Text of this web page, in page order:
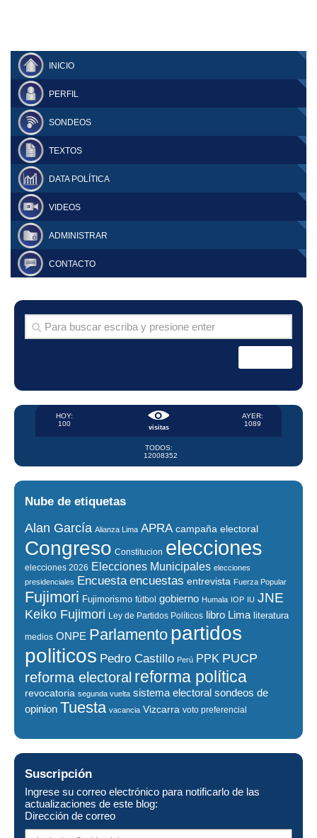
INICIO
PERFIL
SONDEOS
TEXTOS
DATA POLÍTICA
VIDEOS
ADMINISTRAR
CONTACTO
visitas
HOY:
100
AYER:
1089
TODOS:
12008352
Nube de etiquetas
Alan García Alianza Lima APRA campaña electoral
Congreso Constitucion elecciones
elecciones 2026 Elecciones Municipales elecciones
presidenciales Encuesta encuestas entrevista Fuerza Popular
Fujimori Fujimorismo fútbol gobierno Humala IOP IU JNE
Keiko Fujimori Ley de Partidos Políticos libro Lima literatura
medios ONPE Parlamento partidos
politicos Pedro Castillo Perú PPK PUCP
reforma electoral reforma política
revocatoria segunda vuelta sistema electoral sondeos de
opinion Tuesta vacancia Vizcarra voto preferencial
Suscripción
Ingrese su correo electrónico para notificarlo de las
actualizaciones de este blog:
Dirección de correo